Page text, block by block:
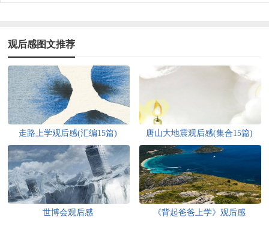
观后感图文推荐
走路上学观后感(汇编15篇) 唐山大地震观后感(集合15篇)
世博会观后感 《背起爸爸上学》观后感